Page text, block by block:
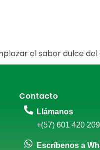
el sabor dulce del
Contacto
Llámanos
+(57) 601 420
Escríbenos a